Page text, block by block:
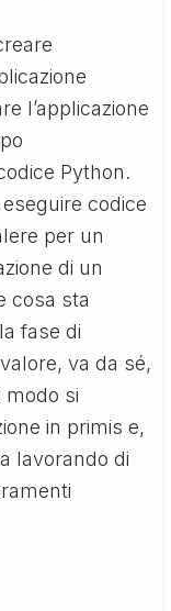
l’applicazione
Python.
codice
per un
di un
cosa sta
fase di
va da sé,
modo si
in primis e,
lavorando di